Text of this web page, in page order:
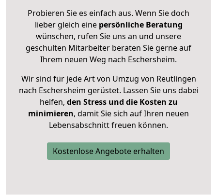
Probieren Sie es einfach aus. Wenn Sie doch
lieber gleich eine persönliche Beratung
wünschen, rufen Sie uns an und unsere
geschulten Mitarbeiter beraten Sie gerne auf
Ihrem neuen Weg nach Eschersheim.
Wir sind für jede Art von Umzug von Reutlingen
nach Eschersheim gerüstet. Lassen Sie uns dabei
helfen, den Stress und die Kosten zu
minimieren, damit Sie sich auf Ihren neuen
Lebensabschnitt freuen können.
Kostenlose Angebote erhalten